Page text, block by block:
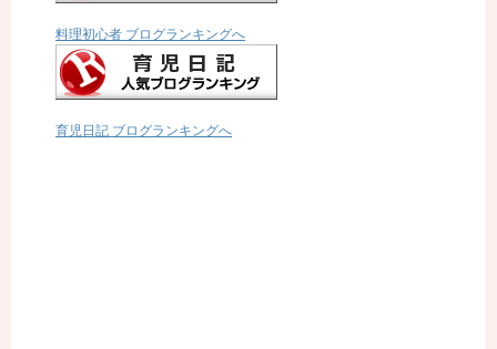
料理初心者 ブログランキングへ
育児日記 ブログランキングへ